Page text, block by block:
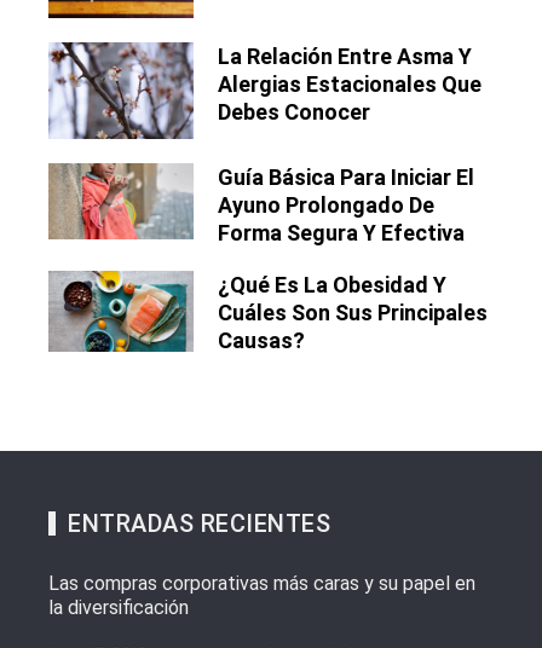
La Relación Entre Asma Y
Alergias Estacionales Que
Debes Conocer
Guía Básica Para Iniciar El
Ayuno Prolongado De
Forma Segura Y Efectiva
¿Qué Es La Obesidad Y
Cuáles Son Sus Principales
Causas?
ENTRADAS RECIENTES
Las compras corporativas más caras y su papel en
la diversificación